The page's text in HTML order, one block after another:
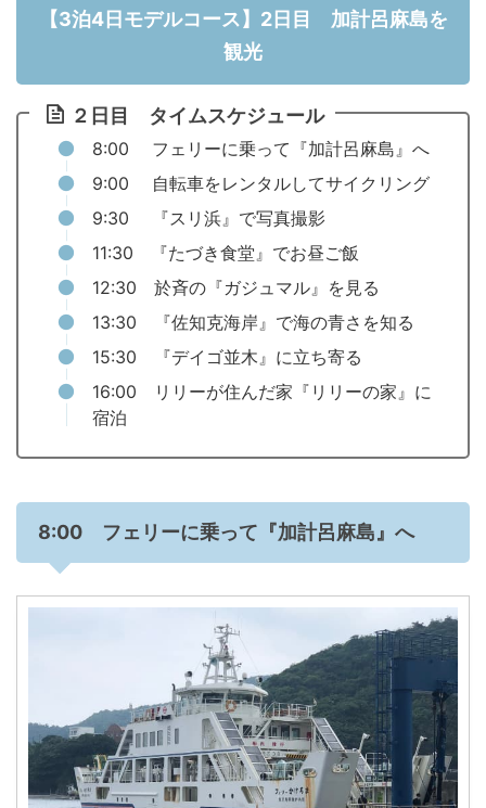
【3泊4日モデルコース】2日目 加計呂麻島を
観光
２日目 タイムスケジュール
8:00 フェリーに乗って『加計呂麻島』へ
9:00 自転車をレンタルしてサイクリング
9:30 『スリ浜』で写真撮影
11:30 『たづき食堂』でお昼ご飯
12:30 於斉の『ガジュマル』を見る
13:30 『佐知克海岸』で海の青さを知る
15:30 『デイゴ並木』に立ち寄る
16:00 リリーが住んだ家『リリーの家』に
宿泊
8:00 フェリーに乗って『加計呂麻島』へ